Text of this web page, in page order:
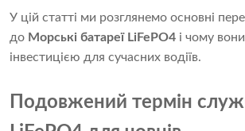
У цій статті ми розглянемо основні
до Морські батареї LiFePO4 і чому
інвестицією для сучасних водіїв.
Подовжений термін